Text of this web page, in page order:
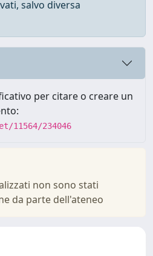
salvo diversa
per citare o creare un
11564/234046
non sono stati
da parte dell'ateneo